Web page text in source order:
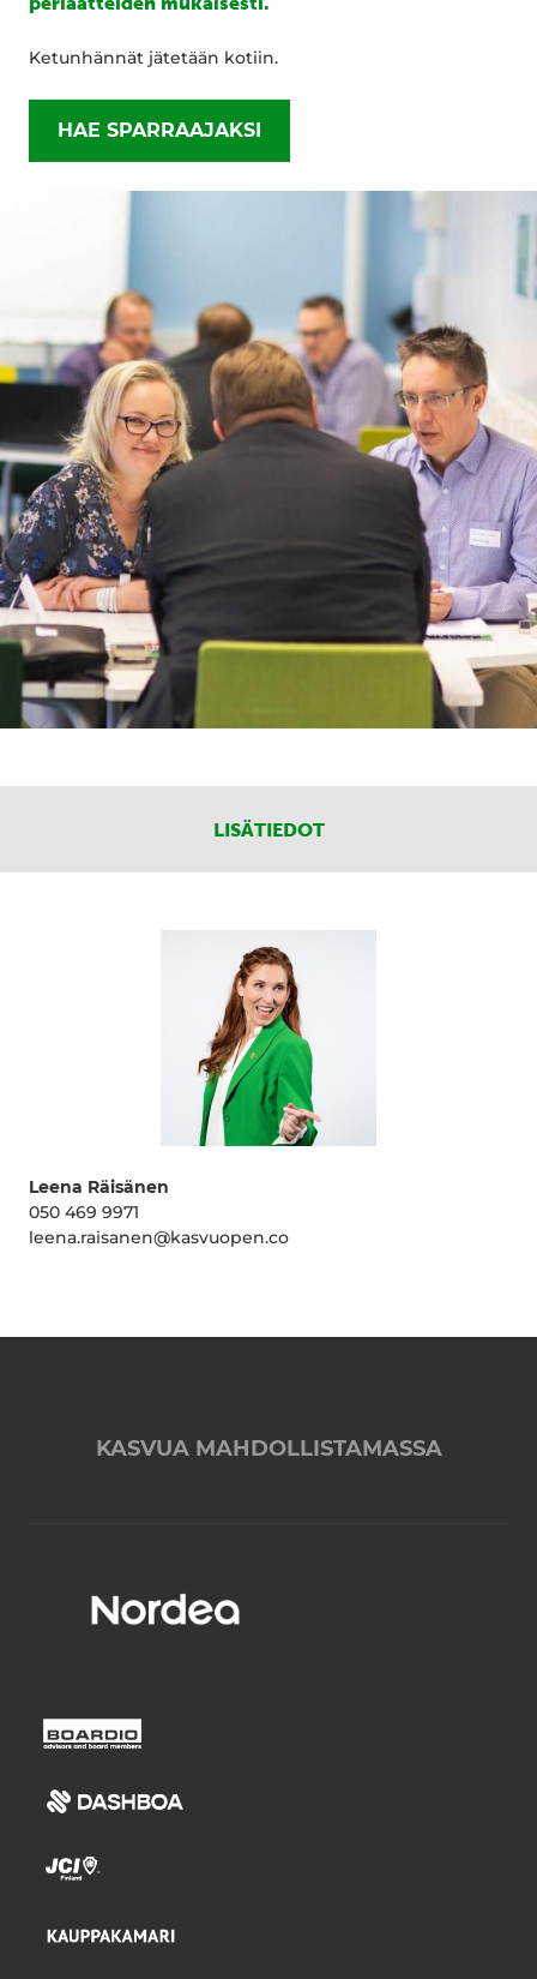
Ketunhännät jätetään kotiin.
HAE SPARRAAJAKSI
LISÄTIEDOT
Leena Räisänen
050 469 9971
leena.raisanen@kasvuopen.co
KASVUA MAHDOLLISTAMASSA